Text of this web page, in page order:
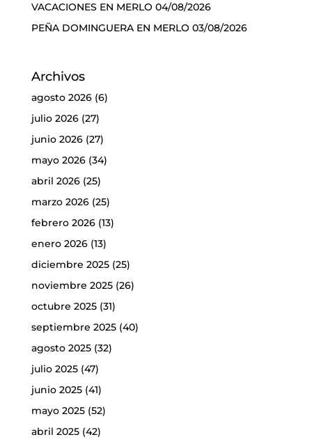
VACACIONES EN MERLO 04/08/2026
PEÑA DOMINGUERA EN MERLO 03/08/2026
Archivos
agosto 2026(6)
julio 2026(27)
junio 2026(27)
mayo 2026(34)
abril 2026(25)
marzo 2026(25)
febrero 2026(13)
enero 2026(13)
diciembre 2025(25)
noviembre 2025(26)
octubre 2025(31)
septiembre 2025(40)
agosto 2025(32)
julio 2025(47)
junio 2025(41)
mayo 2025(52)
abril 2025(42)